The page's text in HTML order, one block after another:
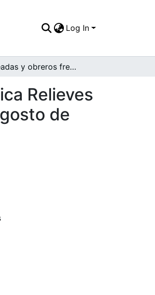
Log In
Empleadas y obreros frente a las Instalaciones de la Fábrica Relieves Farves, local destruído por la explosión ocurrida el 7 de agosto de 1956 en la ciudad de Santiago de Cali, 1949
Relieves
de